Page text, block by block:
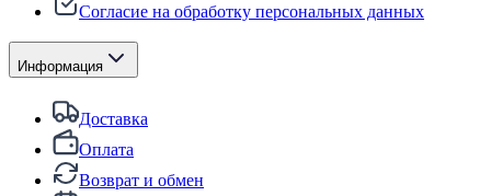
Согласие на обработку персональных данных
Информация
Доставка
Оплата
Возврат и обмен